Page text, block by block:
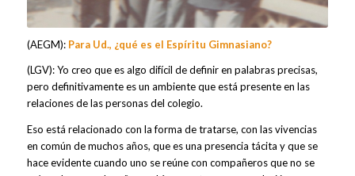
(AEGM): Para Ud., ¿qué es el Espíritu Gimnasiano?
(LGV): Yo creo que es algo difícil de definir en palabras precisas,
pero definitivamente es un ambiente que está presente en las
relaciones de las personas del colegio.
Eso está relacionado con la forma de tratarse, con las vivencias
en común de muchos años, que es una presencia tácita y que se
hace evidente cuando uno se reúne con compañeros que no se